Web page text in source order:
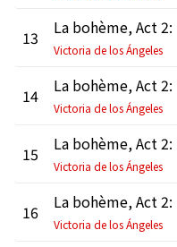
13
Victoria de los Ángeles
14
Victoria de los Ángeles
15
Victoria de los Ángeles
16
Victoria de los Ángeles